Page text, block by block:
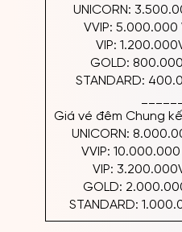
UNICORN:
VVIP: 5.000.000
VIP:
GOLD:
STANDARD:
Giá vé đêm Chung
UNICORN:
VVIP:
VIP:
GOLD:
STANDARD: